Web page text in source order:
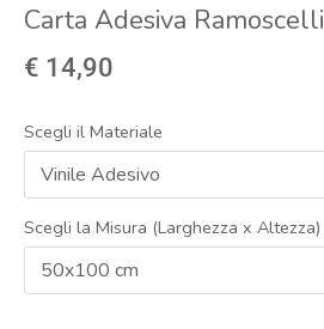
Carta Adesiva Ramoscelli
€ 14,90
Scegli il Materiale
Vinile Adesivo
Scegli la Misura (Larghezza x Altezza)
50x100 cm